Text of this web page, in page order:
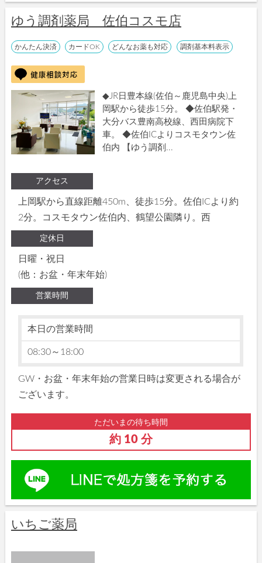
ゆう調剤薬局 佐伯コスモ店
かんたん決済 カードOK どんなお薬も対応 調剤基本料表示
◆JR日豊本線(佐伯～鹿児島中央)上
岡駅から徒歩15分。 ◆佐伯駅発・
大分バス豊南高校線、西田病院下
車。 ◆佐伯ICよりコスモタウン佐
伯内 【ゆう調剤...
アクセス
上岡駅から直線距離450m、徒歩15分。佐伯ICより約
2分。コスモタウン佐伯内、鶴望公園隣り。西
定休日
日曜・祝日
(他：お盆・年末年始)
営業時間
本日の営業時間
08:30～18:00
GW・お盆・年末年始の営業日時は変更される場合が
ございます。
ただいまの待ち時間
約 10 分
いちご薬局